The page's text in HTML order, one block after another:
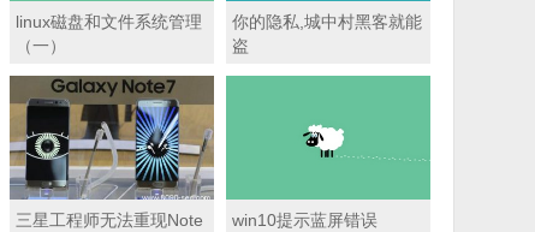
linux磁盘和文件系统管理
（一）
你的隐私,城中村黑客就能
盗
三星工程师无法重现Note
win10提示蓝屏错误